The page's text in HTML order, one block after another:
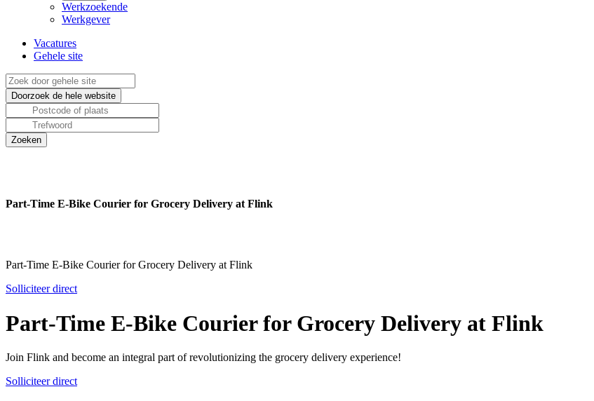
Werkzoekende
Werkgever
Vacatures
Gehele site
Part-Time E-Bike Courier for Grocery Delivery at Flink
Part-Time E-Bike Courier for Grocery Delivery at Flink
Solliciteer direct
Part-Time E-Bike Courier for Grocery Delivery at Flink
Join Flink and become an integral part of revolutionizing the grocery delivery experience!
Solliciteer direct